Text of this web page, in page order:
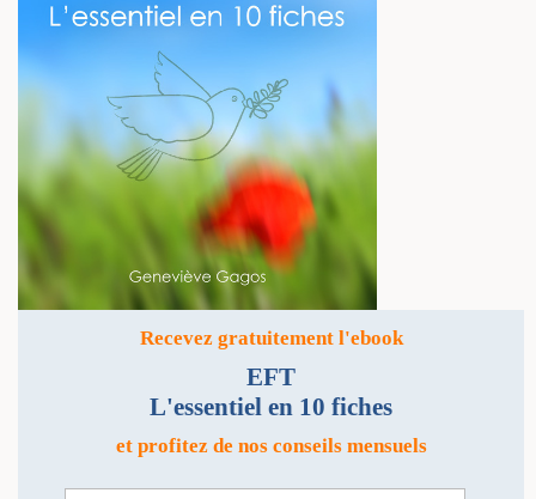
Recevez gratuitement l'ebook
EFT
L'essentiel en 10 fiches
et profitez de nos conseils mensuels